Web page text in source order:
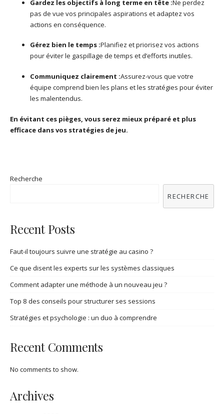
Gardez les objectifs à long terme en tête :Ne perdez
pas de vue vos principales aspirations et adaptez vos
actions en conséquence.
Gérez bien le temps :Planifiez et priorisez vos actions
pour éviter le gaspillage de temps et d’efforts inutiles.
Communiquez clairement :Assurez-vous que votre
équipe comprend bien les plans et les stratégies pour éviter
les malentendus.
En évitant ces pièges, vous serez mieux préparé et plus
efficace dans vos stratégies de jeu.
Recherche
RECHERCHE
Recent Posts
Faut-il toujours suivre une stratégie au casino ?
Ce que disent les experts sur les systèmes classiques
Comment adapter une méthode à un nouveau jeu ?
Top 8 des conseils pour structurer ses sessions
Stratégies et psychologie : un duo à comprendre
Recent Comments
No comments to show.
Archives